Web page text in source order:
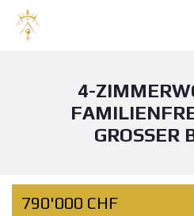
4-
GROSSER
790'000 CHF